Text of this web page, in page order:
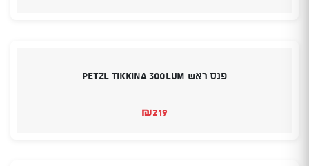
פנס ראש PETZL TIKKINA 300LUM
₪219